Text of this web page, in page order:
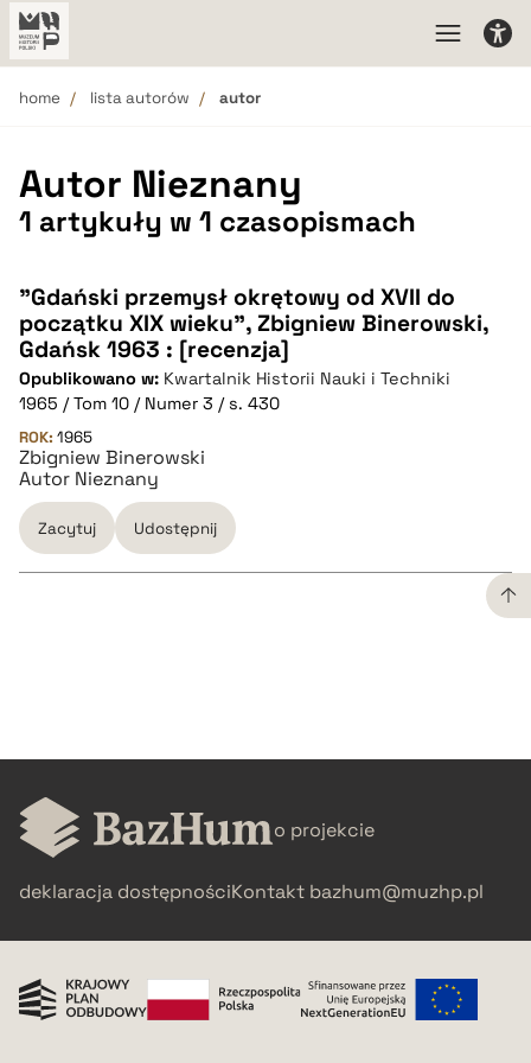
home lista autorów autor
Autor Nieznany
1 artykuły w 1 czasopismach
"Gdański przemysł okrętowy od XVII do
początku XIX wieku", Zbigniew Binerowski,
Gdańsk 1963 : [recenzja]
Opublikowano w: Kwartalnik Historii Nauki i Techniki
1965 / Tom 10 / Numer 3 / s. 430
ROK: 1965
Zbigniew Binerowski
Autor Nieznany
Zacytuj Udostępnij
pobierz cytat
o projekcie
deklaracja dostępnościKontakt bazhum@muzhp.pl